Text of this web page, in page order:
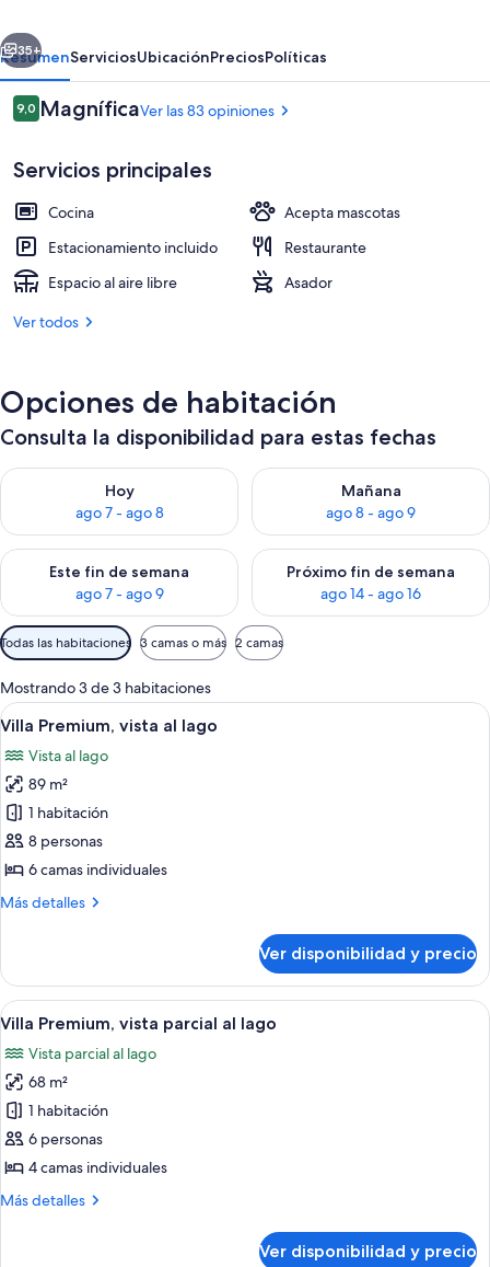
Camas plegables/adicionales y ropa
Siguiente
35+
ResumenServiciosUbicaciónPreciosPolíticas
Opiniones
9,09,0 de 10
MagníficaVer las 83 opiniones
Servicios principales
Cocina
Acepta mascotas
Estacionamiento incluido
Restaurante
Espacio al aire libre
Asador
Ver todos
Opciones de habitación
Consulta la disponibilidad para estas fechas
Hoy
ago 7 - ago 8
Consulta la disponibilidad para hoy ago 7 - ago 8
Mañana
ago 8 - ago 9
Consulta la disponibilidad
Este fin de semana
ago 7 - ago 9
Consulta la disponibilidad para este fin de semana ago 7 -
Próximo fin de semana
ago 14 - ago 16
Consulta la disponibilidad
Filtros
disponibles
para
las
habitaciones
Todas las habitaciones 3 camas o más 2 camas
Mostrando 3 de 3 habitaciones
Ver
todas
las
fotos
de
Villa
Premium,
al
Un espacio habitable compacto con
13
Villa Premium, vista al lago
Vista al lago
89 m²
1 habitación
8 personas
6 camas individuales
Más detalles
Más
Premium,
vista
al
Ver disponibilidad y precio
Ver
todas
las
fotos
de
Villa
Premium,
parcial
Una sala de estar acogedora con
9
Villa Premium, vista parcial al lago
Vista parcial al lago
68 m²
1 habitación
6 personas
4 camas individuales
Más detalles
Más
Ver disponibilidad y precio